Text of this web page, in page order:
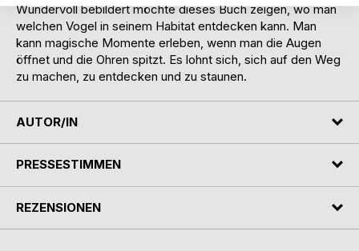
Wundervoll bebildert möchte dieses Buch zeigen, wo man
welchen Vogel in seinem Habitat entdecken kann. Man
kann magische Momente erleben, wenn man die Augen
öffnet und die Ohren spitzt. Es lohnt sich, sich auf den Weg
zu machen, zu entdecken und zu staunen.
AUTOR/IN
PRESSESTIMMEN
REZENSIONEN